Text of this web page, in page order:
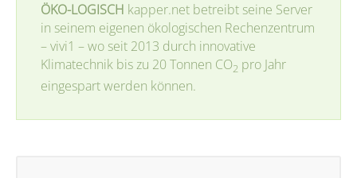
ÖKO-LOGISCH kapper.net betreibt seine Server
in seinem eigenen ökologischen Rechenzentrum
– vivi1 – wo seit 2013 durch innovative
Klimatechnik bis zu 20 Tonnen CO2 pro Jahr
eingespart werden können.